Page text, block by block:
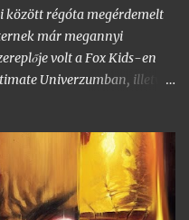
orra alá,
egyre
között régóta megérdemelt
már megannyi
volt a Fox Kids-en
Univerzumban, illetve
a szimbióta első feltűnése, a
egy rövid cameo
jelenetben, ahol Mary
megalkotása egyébként